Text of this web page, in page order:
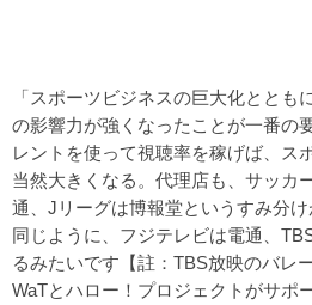
「スポーツビジネスの巨大化ととも
の影響力が強くなったことが一番の
レントを使って視聴率を稼げば、ス
当然大きくなる。代理店も、サッカ
通、Jリーグは博報堂というすみ分
同じように、フジテレビは電通、
るみたいです【註：TBS放映のバレ
WaTとハロー！プロジェクトがサポ